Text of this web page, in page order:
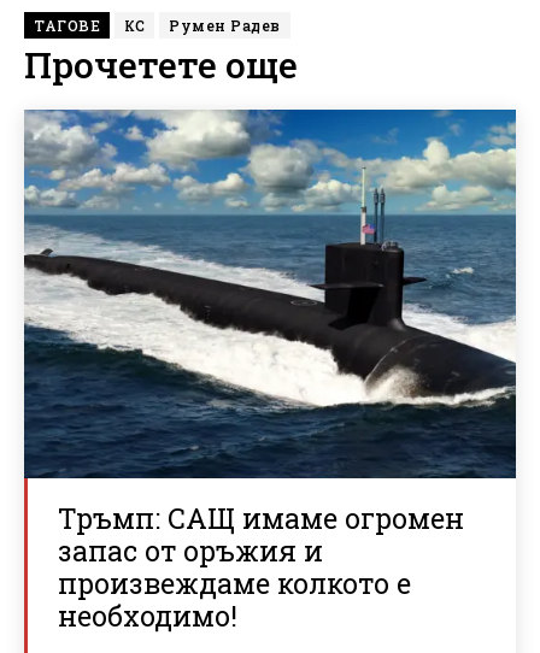
ТАГОВЕ КС Румен Радев
Прочетете още
Тръмп: САЩ имаме огромен
запас от оръжия и
произвеждаме колкото е
необходимо!